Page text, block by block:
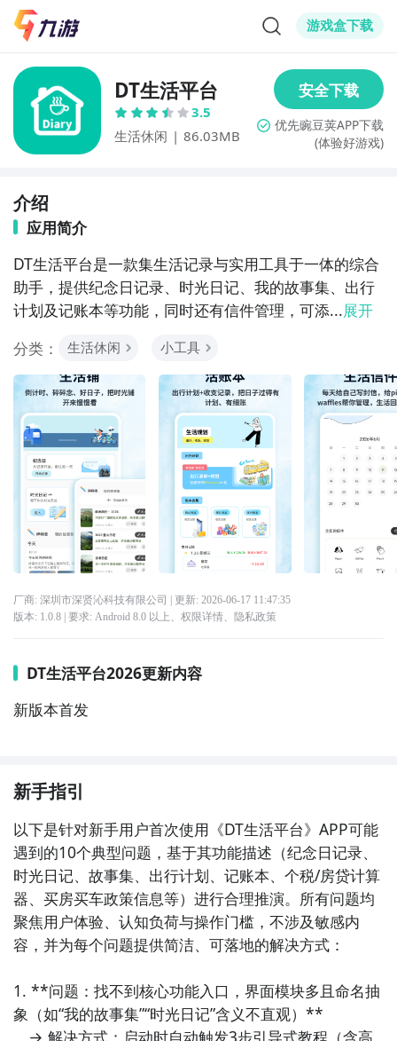
游戏盒下载
DT生活平台
3.5
生活休闲 | 86.03MB (体验好游戏)
介绍
应用简介
DT生活平台是一款集生活记录与实用工具于一体的综合
助手，提供纪念日记录、时光日记、我的故事集、出行
计划及记账本等功能，同时还有信件管理，可添...展开
分类：
生活休闲 小工具
厂商: 深圳市深贤沁科技有限公司 | 更新: 2026-06-17 11:47:35
版本: 1.0.8| 要求: Android 8.0 以上、 权限详情、 隐私政策
DT生活平台2026更新内容
新版本首发
新手指引
以下是针对新手用户首次使用《DT生活平台》APP可能
遇到的10个典型问题，基于其功能描述（纪念日记录、
时光日记、故事集、出行计划、记账本、个税/房贷计算
器、买房买车政策信息等）进行合理推演。所有问题均
聚焦用户体验、认知负荷与操作门槛，不涉及敏感内
容，并为每个问题提供简洁、可落地的解决方式：
1. **问题：找不到核心功能入口，界面模块多且命名抽
象（如“我的故事集”“时光日记”含义不直观）**
→ 解决方式：启动时自动触发3步引导式教程（含高